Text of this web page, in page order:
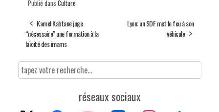
Publié dans Culture
Kamel Kabtane juge
“nécessaire” une formation à la
laïcité des imams
Lyon: un SDF met le feu à son
véhicule
réseaux sociaux